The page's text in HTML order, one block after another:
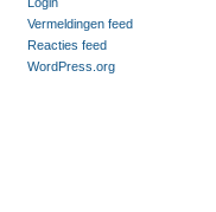
Vermeldingen feed
Reacties feed
WordPress.org